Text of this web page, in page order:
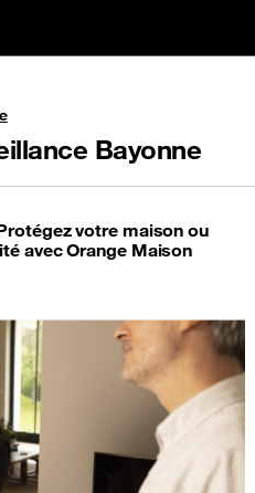
Bayonne
votre maison ou
avec Orange Maison